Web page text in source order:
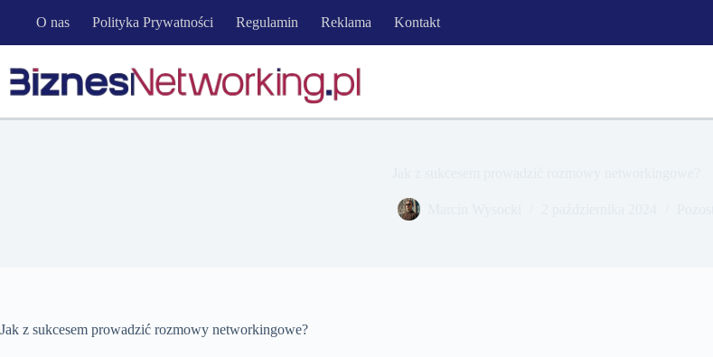
O nas Polityka Prywatności Regulamin Reklama Kontakt
Jak z sukcesem prowadzić rozmowy networkingowe?